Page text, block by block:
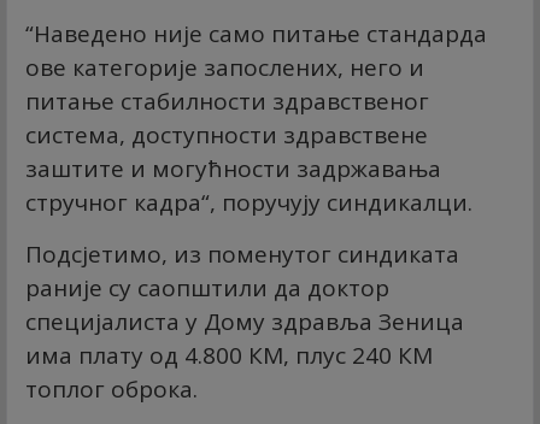
“Наведено није само питање стандарда
ове категорије запослених, него и
питање стабилности здравственог
система, доступности здравствене
заштите и могућности задржавања
стручног кадра“, поручују синдикалци.
Подсјетимо, из поменутог синдиката
раније су саопштили да доктор
специјалиста у Дому здравља Зеница
има плату од 4.800 КМ, плус 240 КМ
топлог оброка.